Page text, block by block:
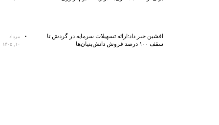
افشین خبر داد:ارائه تسهیلات سرمایه در گردش تا
سقف ۱۰۰ درصد فروش دانش‌بنیان‌ها
مرداد
۱۰, ۱۴۰۵